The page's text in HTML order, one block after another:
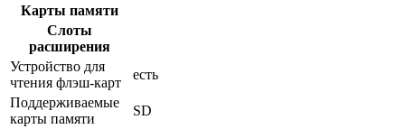
Карты памяти
Слоты
расширения
Устройство для
чтения флэш-карт
есть
Поддерживаемые
карты памяти
SD